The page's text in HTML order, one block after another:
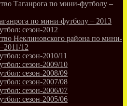
Таганрога по мини-футболу –
по мини-футболу – 2013
сезон-2012
Неклиновского района по мини-
12
сезон-2010/11
сезон-2009/10
сезон-2008/09
сезон-2007/08
сезон-2006/07
сезон-2005/06